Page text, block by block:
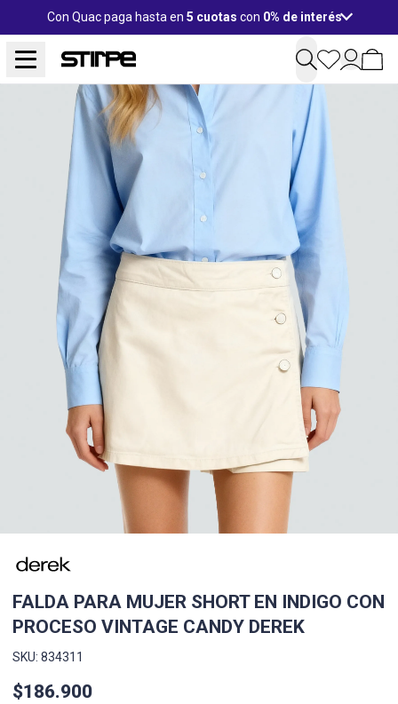
Con Quac paga hasta en 5 cuotas con 0% de interés
FALDA PARA MUJER SHORT EN INDIGO CON
PROCESO VINTAGE CANDY DEREK
SKU: 834311
$186.900